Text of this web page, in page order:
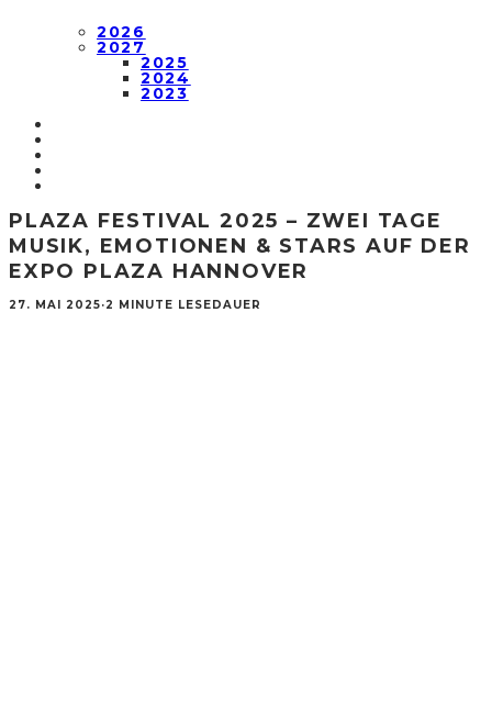
2026
2027
2025
2024
2023
PLAZA FESTIVAL 2025 – ZWEI TAGE
MUSIK, EMOTIONEN & STARS AUF DER
EXPO PLAZA HANNOVER
27. MAI 2025·2 MINUTE LESEDAUER